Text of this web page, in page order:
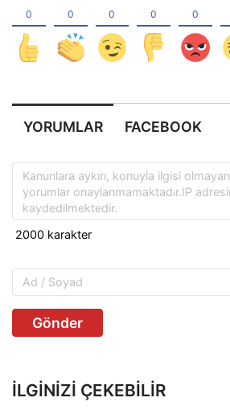
YORUMLAR FACEBOOK
Gönder
İLGINIZI ÇEKEBILIR